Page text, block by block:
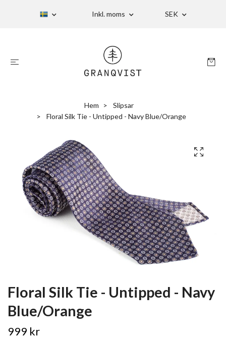
Inkl. moms SEK
Hem
Slipsar
Floral Silk Tie - Untipped - Navy Blue/Orange
Floral Silk Tie - Untipped - Navy
Blue/Orange
999 kr